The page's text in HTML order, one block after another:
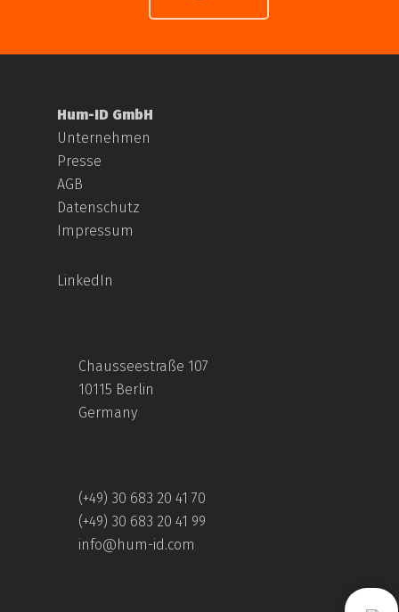
Hum-ID GmbH
Unternehmen
Presse
AGB
Datenschutz
Impressum
LinkedIn
Chausseestraße 107
10115 Berlin
Germany
(+49) 30 683 20 41 70
(+49) 30 683 20 41 99
info@hum-id.com